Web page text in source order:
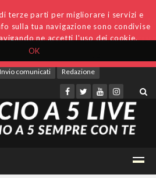
OK
terze parti per migliorare i servizi e
sulla tua navigazione sono condivise
ne accetti l'uso dei cookie.
Invio comunicati Redazione